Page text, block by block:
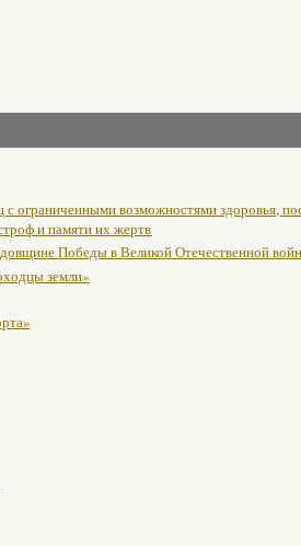
ограниченными возможностями здоровья,
и памяти их жертв
Победы в Великой Отечественной
земли»